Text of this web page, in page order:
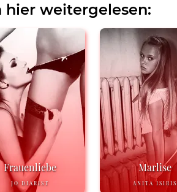
hier weitergelesen:
Frauenliebe
JO DIARIST
Marlise
ANITA ISIRIS